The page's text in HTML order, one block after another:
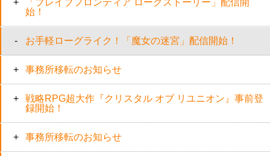
「ブレイブフロンティア ローグストーリー」配信開
始！
お手軽ローグライク！「魔女の迷宮」配信開始！
事務所移転のお知らせ
戦略RPG超大作『クリスタル オブ リユニオン』事前登
録開始！
事務所移転のお知らせ